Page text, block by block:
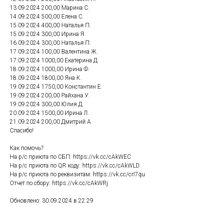
13.09.2024 200,00 Марина С.
14.09.2024 500,00 Елена С.
15.09.2024 400,00 Наталья П.
15.09.2024 300,00 Ирина Я.
16.09.2024 300,00 Наталья П.
17.09.2024 100,00 Валентина Ж.
17.09.2024 1000,00 Екатерина Д.
18.09.2024 1000,00 Ирина Ф.
18.09.2024 1800,00 Яна К.
19.09.2024 1750,00 Константин Е.
19.09.2024 200,00 Райхана У.
19.09.2024 300,00 Юлия Д.
20.09.2024 1500,00 Ирина Л.
21.09.2024 200,00 Дмитрий А.
Спасибо!
Как помочь?
На р/с приюта по СБП: https://vk.cc/cAkWEC
На р/с приюта по QR коду: https://vk.cc/cAkWLD
На р/с приюта по реквизитам: https://vk.cc/crI7qu
Отчет по сбору: https://vk.cc/cAkWRj
Обновлено: 30.09.2024 в 22:29